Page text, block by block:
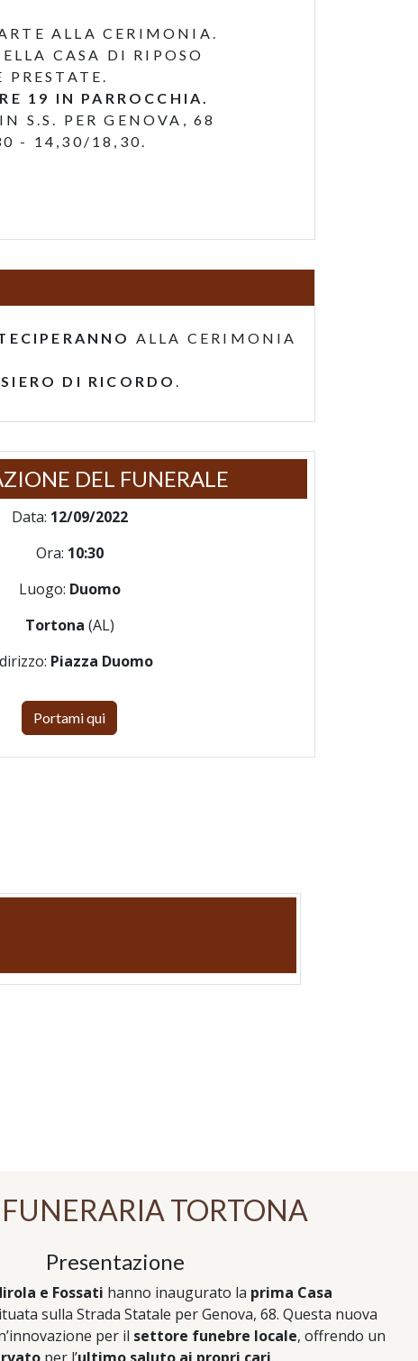
ALLA CERIMONIA.
CASA DI RIPOSO
PRESTATE.
19 IN PARROCCHIA.
S.S. PER GENOVA, 68
- 14,30/18,30.
ALLA CERIMONIA
DI RICORDO.
DEL FUNERALE
Data: 12/09/2022
Ora: 10:30
Luogo: Duomo
Tortona (AL)
Piazza Duomo
Portami qui
TORTONA
Presentazione
e Fossati hanno inaugurato la prima Casa
sulla Strada Statale per Genova, 68. Questa nuova
per il settore funebre locale, offrendo un